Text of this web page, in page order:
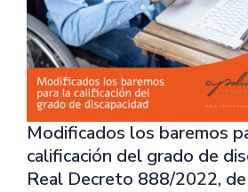
Modificados los baremos
calificación del grado de
Real Decreto 888/2022,